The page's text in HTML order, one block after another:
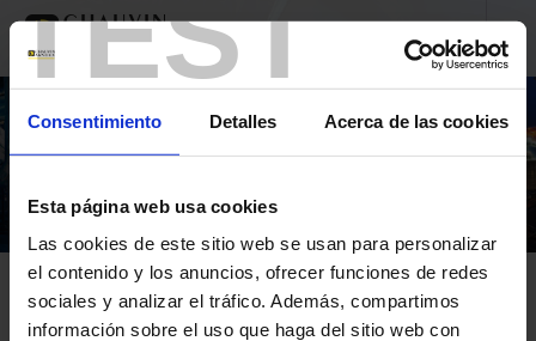
TEST
Consentimiento Detalles Acerca de las cookies
Esta página web usa cookies
Las cookies de este sitio web se usan para personalizar
el contenido y los anuncios, ofrecer funciones de redes
sociales y analizar el tráfico. Además, compartimos
información sobre el uso que haga del sitio web con